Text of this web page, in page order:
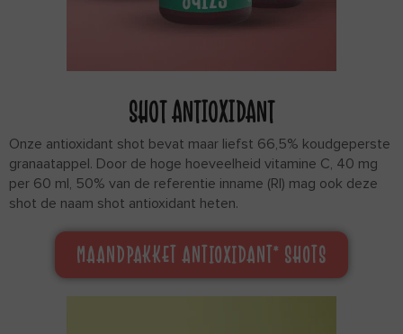
SHOT ANTIOXIDANT
Onze antioxidant shot bevat maar liefst 66,5% koudgeperste
granaatappel. Door de hoge hoeveelheid vitamine C, 40 mg
per 60 ml, 50% van de referentie inname (RI) mag ook deze
shot de naam shot antioxidant heten.
MAANDPAKKET ANTIOXIDANT* SHOTS